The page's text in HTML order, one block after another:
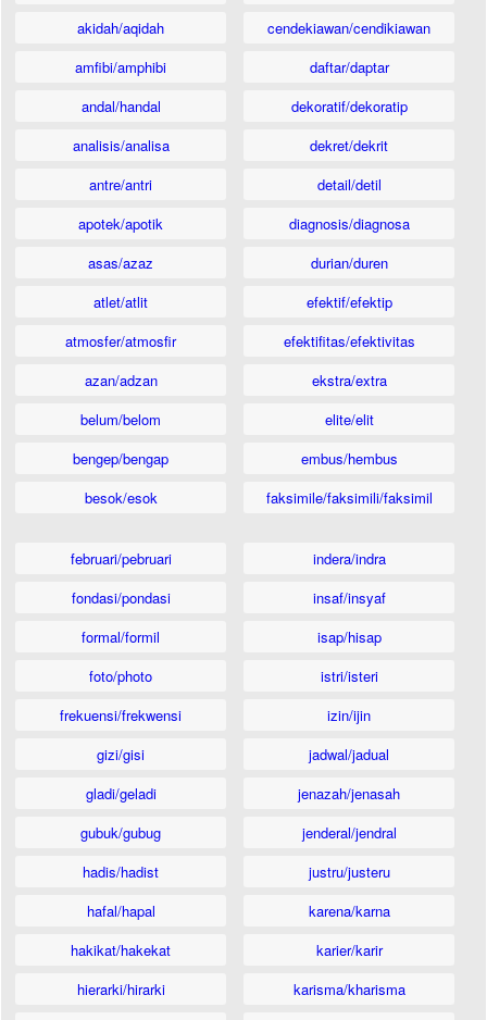
akidah/aqidah
amfibi/amphibi
andal/handal
analisis/analisa
antre/antri
apotek/apotik
asas/azaz
atlet/atlit
atmosfer/atmosfir
azan/adzan
belum/belom
bengep/bengap
besok/esok
cendekiawan/cendikiawan
daftar/daptar
dekoratif/dekoratip
dekret/dekrit
detail/detil
diagnosis/diagnosa
durian/duren
efektif/efektip
efektifitas/efektivitas
ekstra/extra
elite/elit
embus/hembus
faksimile/faksimili/faksimil
februari/pebruari
fondasi/pondasi
formal/formil
foto/photo
frekuensi/frekwensi
gizi/gisi
gladi/geladi
gubuk/gubug
hadis/hadist
hafal/hapal
hakikat/hakekat
hierarki/hirarki
indera/indra
insaf/insyaf
isap/hisap
istri/isteri
izin/ijin
jadwal/jadual
jenazah/jenasah
jenderal/jendral
justru/justeru
karena/karna
karier/karir
karisma/kharisma